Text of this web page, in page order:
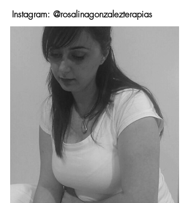
Instagram: @rosalinagonzalezterapias